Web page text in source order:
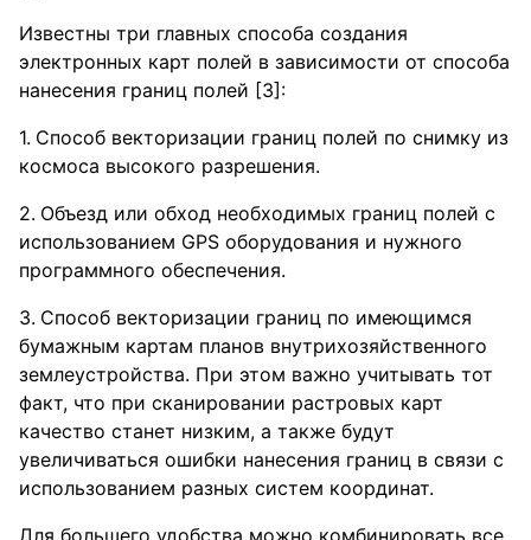
Известны три главных способа создания
электронных карт полей в зависимости от способа
нанесения границ полей [3]:
Способ векторизации границ полей по снимку из
космоса высокого разрешения.
Объезд или обход необходимых границ полей с
использованием GPS оборудования и нужного
программного обеспечения.
Способ векторизации границ по имеющимся
бумажным картам планов внутрихозяйственного
землеустройства. При этом важно учитывать тот
факт, что при сканировании растровых карт
качество станет низким, а также будут
увеличиваться ошибки нанесения границ в связи с
использованием разных систем координат.
Для большего удобства можно комбинировать все